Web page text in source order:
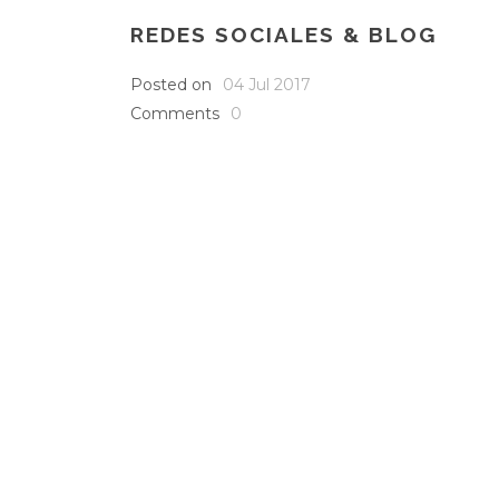
REDES SOCIALES & BLOG
Posted on
04 Jul 2017
Comments
0